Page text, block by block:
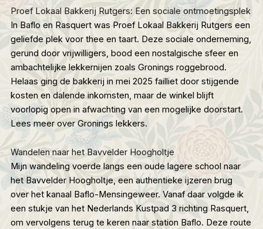
Proef Lokaal Bakkerij Rutgers: Een sociale ontmoetingsplek
In Baflo en Rasquert wasProef Lokaal Bakkerij Rutgers een
geliefde plek voor thee en taart. Deze sociale onderneming,
gerund door vrijwilligers, bood een nostalgische sfeer en
ambachtelijke lekkernijen zoals Gronings roggebrood.
Helaas ging de bakkerij in mei 2025 failliet door stijgende
kosten en dalende inkomsten, maar de winkel blijft
voorlopig open in afwachting van een mogelijke doorstart.
Lees meer over Gronings lekkers.
Wandelen naar het Bavvelder Hoogholtje
Mijn wandeling voerde langs een oude lagere school naar
het Bavvelder Hoogholtje, een authentieke ijzeren brug
over het kanaal Baflo-Mensingeweer. Vanaf daar volgde ik
een stukje van het Nederlands Kustpad 3 richting Rasquert,
om vervolgens terug te keren naar station Baflo. Deze route